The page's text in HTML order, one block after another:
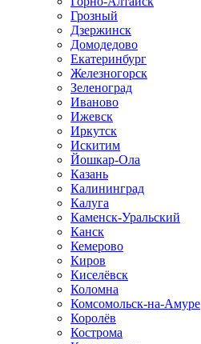
Грозный
Дзержинск
Домодедово
Екатеринбург
Железногорск
Зеленоград
Иваново
Ижевск
Иркутск
Искитим
Йошкар-Ола
Казань
Калининград
Калуга
Каменск-Уральский
Канск
Кемерово
Киров
Киселёвск
Коломна
Комсомольск-на-Амуре
Королёв
Кострома